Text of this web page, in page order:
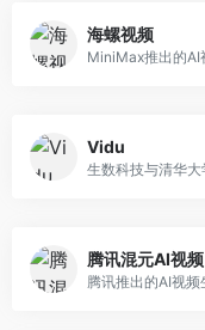
海螺视频
Vidu
腾讯混元AI视频